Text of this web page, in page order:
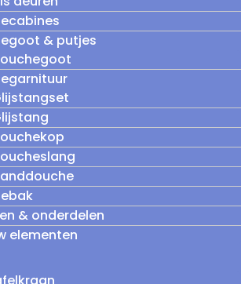
& putjes
& onderdelen
elementen